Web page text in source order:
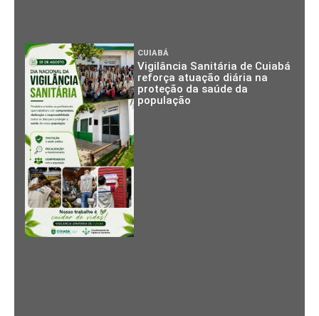
CUIABÁ
Vigilância Sanitária de Cuiabá
reforça atuação diária na
proteção da saúde da
população